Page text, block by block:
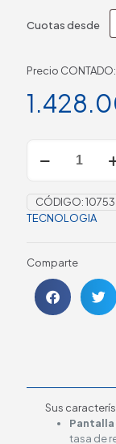
Cuotas desde
Precio CONTADO:
CÓDIGO:10753
TECNOLOGIA
Comparte
Sus
tasa de